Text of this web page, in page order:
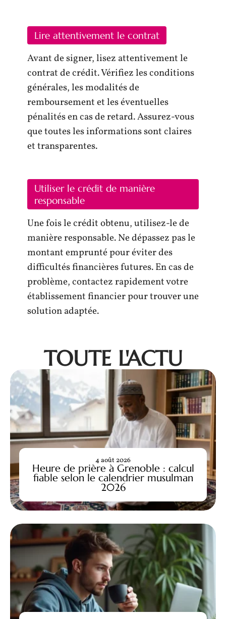
Lire attentivement le contrat
Avant de signer, lisez attentivement le
contrat de crédit. Vérifiez les conditions
générales, les modalités de
remboursement et les éventuelles
pénalités en cas de retard. Assurez-vous
que toutes les informations sont claires
et transparentes.
Utiliser le crédit de manière
responsable
Une fois le crédit obtenu, utilisez-le de
manière responsable. Ne dépassez pas le
montant emprunté pour éviter des
difficultés financières futures. En cas de
problème, contactez rapidement votre
établissement financier pour trouver une
solution adaptée.
TOUTE L'ACTU
Heure de prière à Grenoble : calcul
fiable selon le calendrier musulman
2026
4 août 2026